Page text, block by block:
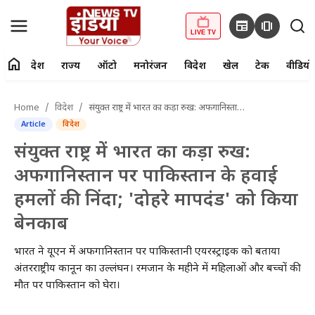
LIVE TV newspaper amp_stories
Home
देश
राज्य
ऑटो
मनोरंजन
home देश राज्य ऑटो मनोरंजन विदेश खेल टेक वीडियो
Home विदेश संयुक्त राष्ट्र में भारत का कड़ा रुख: अफगानिस्तान पर पाकिस्तान के हवाई हमलों की निंदा; 'दोहरे मापदंड' को किया बेनकाब
Article विदेश
संयुक्त राष्ट्र में भारत का कड़ा रुख:
अफगानिस्तान पर पाकिस्तान के हवाई
हमलों की निंदा; 'दोहरे मापदंड' को किया
बेनकाब
भारत ने यूएन में अफगानिस्तान पर पाकिस्तानी एयरस्ट्राइक को बताया
अंतरराष्ट्रीय कानून का उल्लंघन। रमजान के महीने में महिलाओं और बच्चों की
मौत पर पाकिस्तान को घेरा।